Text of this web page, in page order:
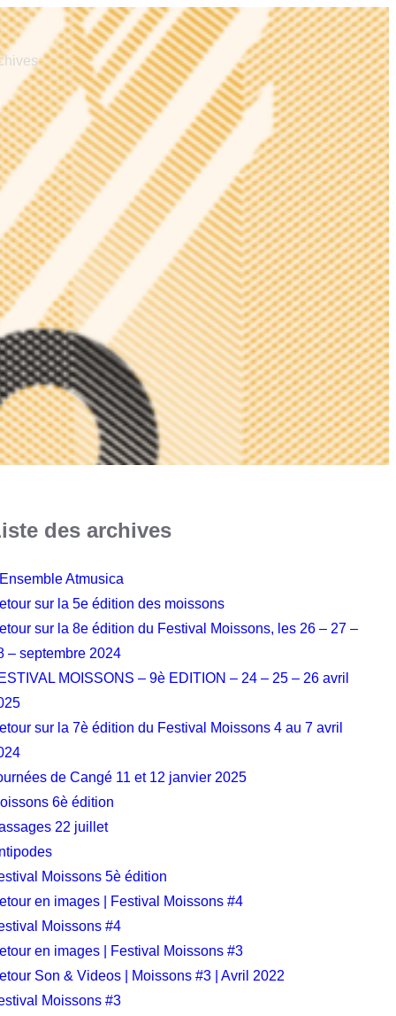
des archives
Atmusica
sur la 5e édition des moissons
sur la 8e édition du Festival Moissons, les 26 – 27 –
– septembre 2024
MOISSONS – 9è EDITION – 24 – 25 – 26 avril
sur la 7è édition du Festival Moissons 4 au 7 avril
de Cangé 11 et 12 janvier 2025
6è édition
22 juillet
Moissons 5è édition
en images | Festival Moissons #4
Moissons #4
en images | Festival Moissons #3
Son & Videos | Moissons #3 | Avril 2022
Moissons #3